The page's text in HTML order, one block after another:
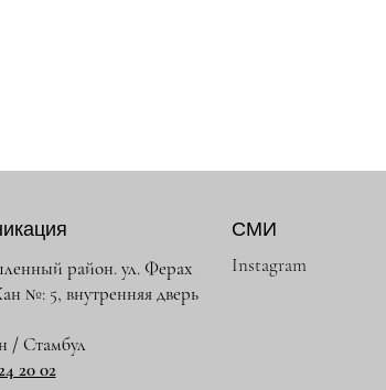
район. ул. Ферах
№: 5, внутренняя дверь
/ Стамбул
20 02
СМИ
Instagram